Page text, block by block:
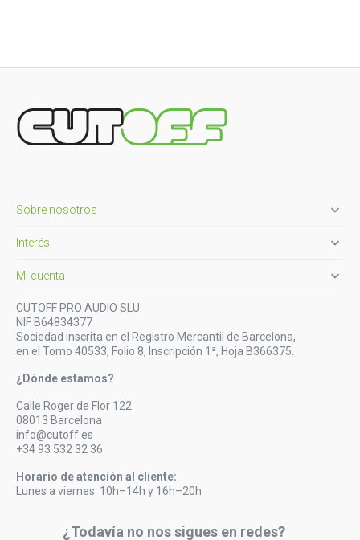
Sobre nosotros 
Interés 
Mi cuenta 
CUTOFF PRO AUDIO SLU
NIF B64834377
Sociedad inscrita en el Registro Mercantil de Barcelona,
en el Tomo 40533, Folio 8, Inscripción 1ª, Hoja B366375.
¿Dónde estamos?
Calle Roger de Flor 122
08013 Barcelona
info@cutoff.es
+34 93 532 32 36
Horario de atención al cliente:
Lunes a viernes: 10h–14h y 16h–20h
¿Todavía no nos sigues en redes?